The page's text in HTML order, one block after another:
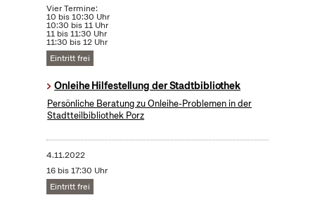
Vier Termine:
10 bis 10:30 Uhr
10:30 bis 11 Uhr
11 bis 11:30 Uhr
11:30 bis 12 Uhr
Eintritt frei
Onleihe Hilfestellung der Stadtbibliothek
Persönliche Beratung zu Onleihe-Problemen in der
Stadtteilbibliothek Porz
4.11.2022
16 bis 17:30 Uhr
Eintritt frei